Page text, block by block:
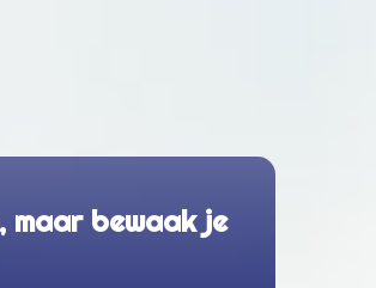
maar bewaak je